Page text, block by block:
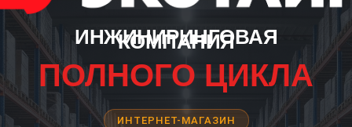
ИНЖИНИРИНГОВАЯ
КОМПАНИЯ
ПОЛНОГО ЦИКЛА
ИНТЕРНЕТ-МАГАЗИН